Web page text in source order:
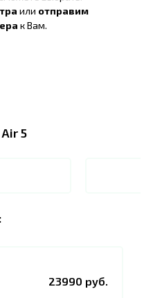
или отправим
к Вам.
5
23990 руб.